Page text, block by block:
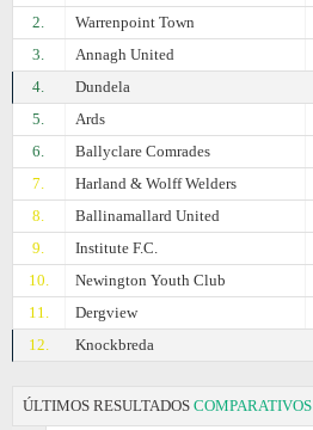
2.
Warrenpoint Town
3.
Annagh United
4.
Dundela
5.
Ards
6.
Ballyclare Comrades
7.
Harland & Wolff Welders
8.
Ballinamallard United
9.
Institute F.C.
10.
Newington Youth Club
11.
Dergview
12.
Knockbreda
ÚLTIMOS RESULTADOS COMPARATIVOS